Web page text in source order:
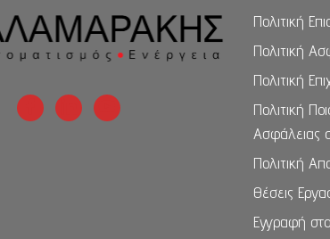
Πολιτική
Πολιτική
Πολιτική
Πολιτική
Ασφάλειας
Πολιτική
Θέσεις
Εγγραφή